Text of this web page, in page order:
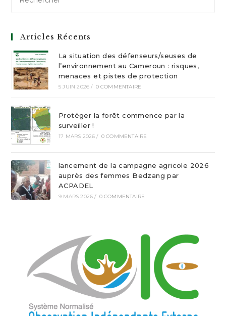
Articles Récents
La situation des défenseurs/seuses de
l’environnement au Cameroun : risques,
menaces et pistes de protection
5 JUIN 2026 / 0 COMMENTAIRE
Protéger la forêt commence par la
surveiller !
17 MARS 2026 / 0 COMMENTAIRE
lancement de la campagne agricole 2026
auprès des femmes Bedzang par
ACPADEL
9 MARS 2026 / 0 COMMENTAIRE